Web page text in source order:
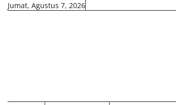
SkipJumat, Agustus 7, 2026